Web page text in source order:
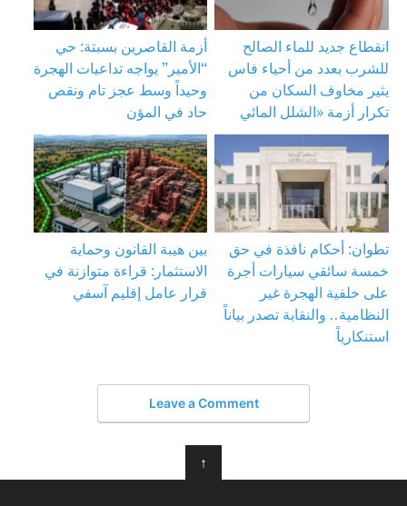
انقطاع جديد للماء الصالح
للشرب بعدد من أحياء فاس
يثير مخاوف السكان من
تكرار أزمة «الشلل المائي
أزمة القاصرين بسبتة: حي
“الأمير” يواجه تداعيات الهجرة
وحيداً وسط عجز تام ونقص
حاد في المؤن
تطوان: أحكام نافذة في حق
خمسة سائقي سيارات أجرة
على خلفية الهجرة غير
النظامية.. والنقابة تصدر بياناً
استنكارياً
بين هيبة القانون وحماية
الاستثمار: قراءة متوازنة في
قرار عامل إقليم آسفي
Leave a Comment
↑